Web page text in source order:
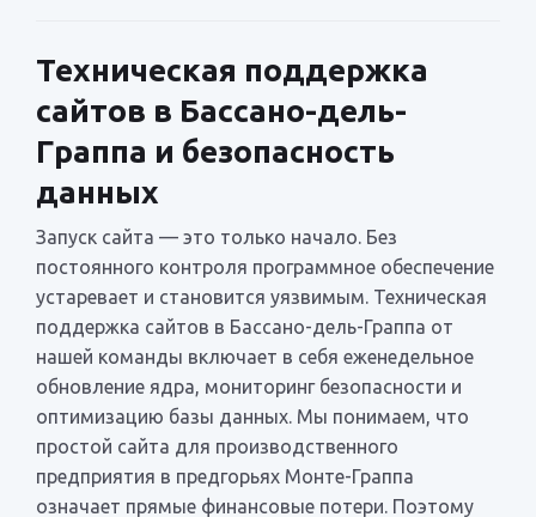
Техническая поддержка
сайтов в Бассано-дель-
Граппа и безопасность
данных
Запуск сайта — это только начало. Без
постоянного контроля программное обеспечение
устаревает и становится уязвимым. Техническая
поддержка сайтов в Бассано-дель-Граппа от
нашей команды включает в себя еженедельное
обновление ядра, мониторинг безопасности и
оптимизацию базы данных. Мы понимаем, что
простой сайта для производственного
предприятия в предгорьях Монте-Граппа
означает прямые финансовые потери. Поэтому